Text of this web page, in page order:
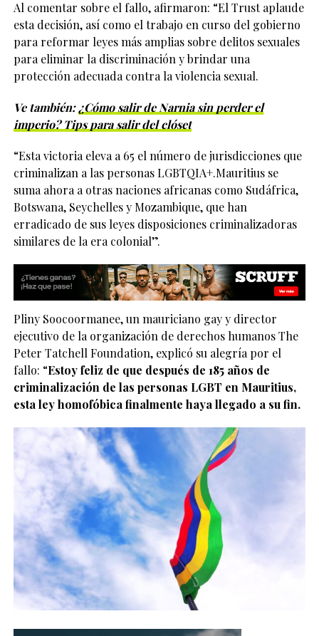
Al comentar sobre el fallo, afirmaron: “El Trust aplaude
esta decisión, así como el trabajo en curso del gobierno
para reformar leyes más amplias sobre delitos sexuales
para eliminar la discriminación y brindar una
protección adecuada contra la violencia sexual.
Ve también:¿Cómo salir de Narnia sin perder el
imperio? Tips para salir del clóset
“Esta victoria eleva a 65 el número de jurisdicciones que
criminalizan a las personas LGBTQIA+.Mauritius se
suma ahora a otras naciones africanas como Sudáfrica,
Botswana, Seychelles y Mozambique, que han
erradicado de sus leyes disposiciones criminalizadoras
similares de la era colonial”.
Pliny Soocoormanee, un mauriciano gay y director
ejecutivo de la organización de derechos humanos The
Peter Tatchell Foundation, explicó su alegría por el
fallo: “Estoy feliz de que después de 185 años de
criminalización de las personas LGBT en Mauritius,
esta ley homofóbica finalmente haya llegado a su fin.